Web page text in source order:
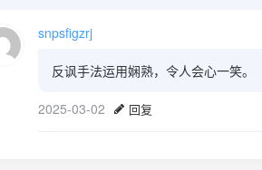
snpsfigzrj
反讽手法运用娴熟，令人会心一笑。
2025-03-02 回复